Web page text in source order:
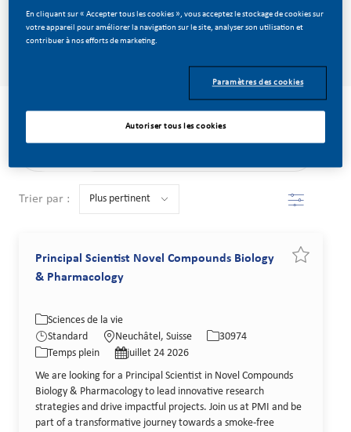
Rechercher
Sciences de la vie Tout Effacer
the results are updated
Recherche dans la liste ci-dessous
Trier par : Filtre
Principal Scientist Novel Compounds Biology
& Pharmacology
Catégorie
Sciences de la vie
Standard
Lieu
Neuchâtel, Suisse
30974
Type de poste
Temps plein
Date de publication
juillet 24 2026
We are looking for a Principal Scientist in Novel Compounds
Biology & Pharmacology to lead innovative research
strategies and drive impactful projects. Join us at PMI and be
part of a transformative journey towards a smoke-free
En cliquant sur « Accepter tous les cookies », vous acceptez le stockage de cookies sur
votre appareil pour améliorer la navigation sur le site, analyser son utilisation et
contribuer à nos efforts de marketing.
Paramètres des cookies
Autoriser tous les cookies